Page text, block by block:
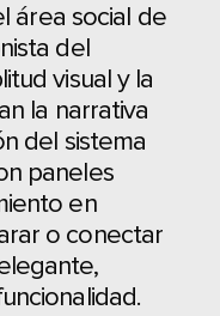
área social de
del
visual y la
la narrativa
del sistema
paneles
en
o conectar